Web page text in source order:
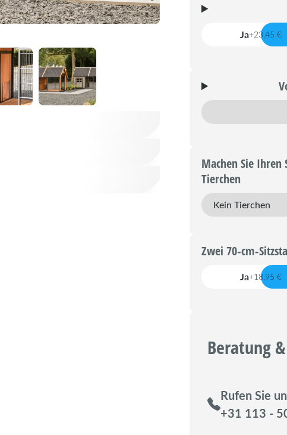
Ja+23,45 €
Machen Sie
Tierchen
Zwei
Ja+18,95 €
Beratung
Rufen Sie
+31 113 -